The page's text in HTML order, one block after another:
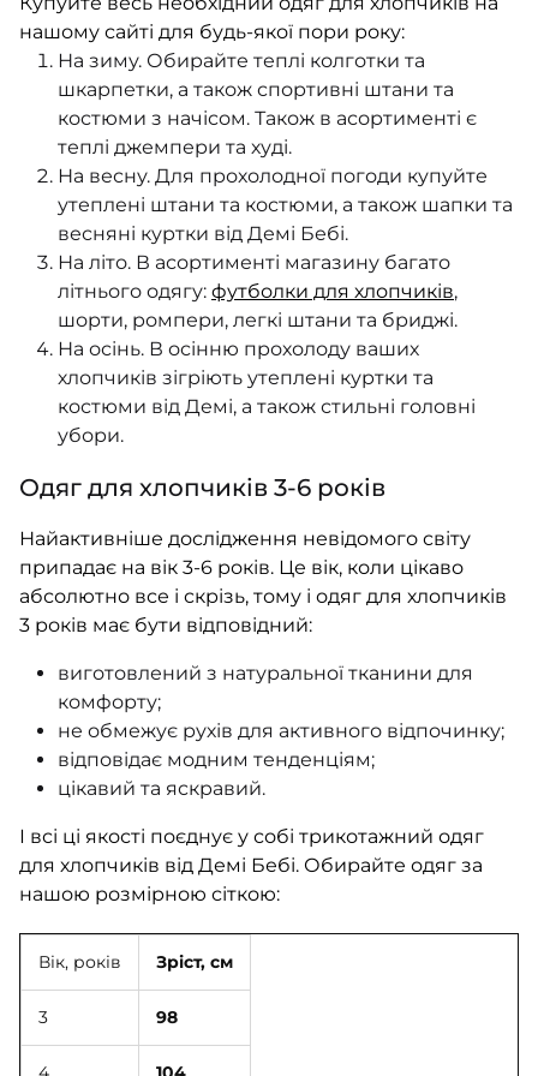
нашому сайті для будь-якої пори року:
На зиму. Обирайте теплі колготки та
шкарпетки, а також спортивні штани та
костюми з начісом. Також в асортименті є
теплі джемпери та худі.
На весну. Для прохолодної погоди купуйте
утеплені штани та костюми, а також шапки та
весняні куртки від Демі Бебі.
На літо. В асортименті магазину багато
літнього одягу: футболки для хлопчиків,
шорти, ромпери, легкі штани та бриджі.
На осінь. В осінню прохолоду ваших
хлопчиків зігріють утеплені куртки та
костюми від Демі, а також стильні головні
убори.
Одяг для хлопчиків 3-6 років
Найактивніше дослідження невідомого світу
припадає на вік 3-6 років. Це вік, коли цікаво
абсолютно все і скрізь, тому і одяг для хлопчиків
3 років має бути відповідний:
виготовлений з натуральної тканини для
комфорту;
не обмежує рухів для активного відпочинку;
відповідає модним тенденціям;
цікавий та яскравий.
І всі ці якості поєднує у собі трикотажний одяг
для хлопчиків від Демі Бебі. Обирайте одяг за
нашою розмірною сіткою:
Вік, років Зріст, см
3 98